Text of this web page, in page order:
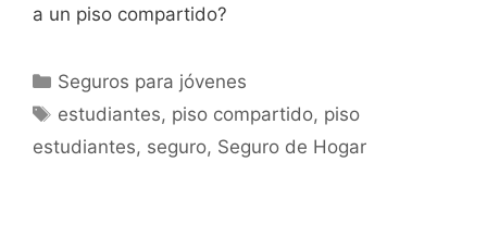
a un piso compartido?
Seguros para jóvenes
estudiantes, piso compartido, piso
estudiantes, seguro, Seguro de Hogar